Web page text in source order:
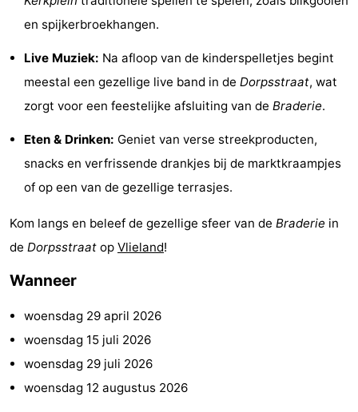
Fietsen
Wandelen
Paardrijden
-
en
drinken
Zeehonden
Vuurtoren
Evenementen
Forum
en spijkerbroekhangen.
Live Muziek: Na afloop van de kinderspelletjes begint
meestal een gezellige live band in de Dorpsstraat, wat
zorgt voor een feestelijke afsluiting van de Braderie.
Eten & Drinken: Geniet van verse streekproducten,
snacks en verfrissende drankjes bij de marktkraampjes
of op een van de gezellige terrasjes.
Kom langs en beleef de gezellige sfeer van de Braderie in
de Dorpsstraat op Vlieland!
Wanneer
woensdag 29 april 2026
woensdag 15 juli 2026
woensdag 29 juli 2026
woensdag 12 augustus 2026